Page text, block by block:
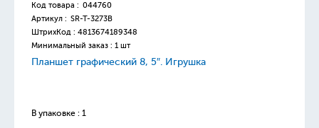
Код товара : 044760
Артикул : SR-T-3273B
ШтрихКод : 4813674189348
Минимальный заказ : 1 шт
Планшет графический 8, 5″. Игрушка
В упаковке : 1